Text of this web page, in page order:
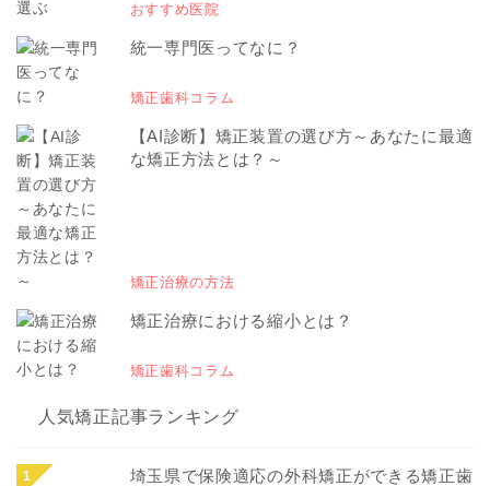
おすすめ医院
統一専門医ってなに？
矯正歯科コラム
【AI診断】矯正装置の選び方～あなたに最適
な矯正方法とは？～
矯正治療の方法
矯正治療における縮小とは？
矯正歯科コラム
人気矯正記事ランキング
埼玉県で保険適応の外科矯正ができる矯正歯